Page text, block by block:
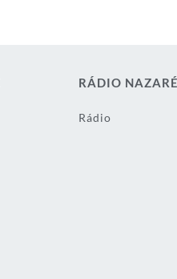
RÁDIO NAZARÉ
Rádio